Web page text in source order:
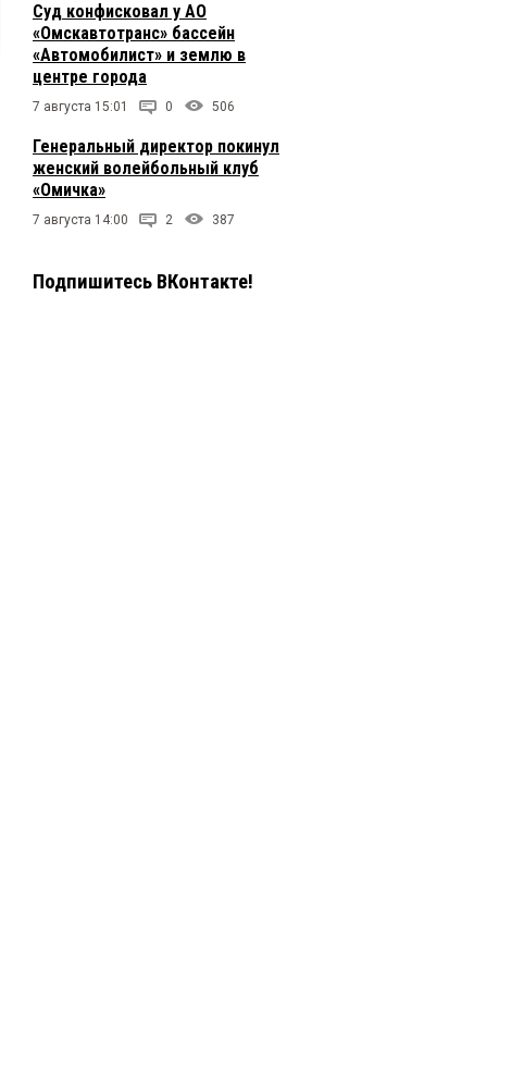
Суд конфисковал у АО
«Омскавтотранс» бассейн
«Автомобилист» и землю в
центре города
7 августа 15:01 0 506
Генеральный директор покинул
женский волейбольный клуб
«Омичка»
7 августа 14:00 2 387
Подпишитесь ВКонтакте!